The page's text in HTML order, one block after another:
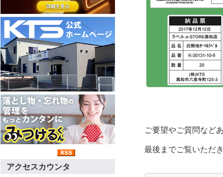
アクセスカウンタ
ご要望やご質問など
最後までご覧いただ